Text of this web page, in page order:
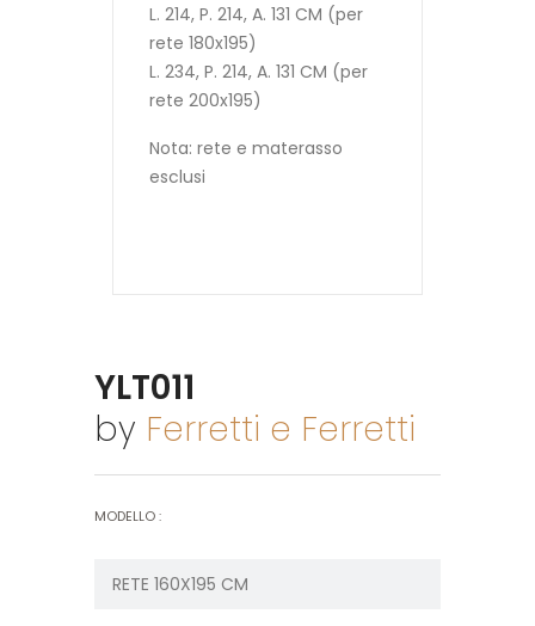
L. 214, P. 214, A. 131 CM (per
rete 180x195)
L. 234, P. 214, A. 131 CM (per
rete 200x195)
Nota: rete e materasso
esclusi
YLT011
by Ferretti e Ferretti
MODELLO :